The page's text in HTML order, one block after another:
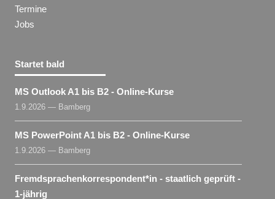
Termine
Jobs
Startet bald
MS Outlook A1 bis B2 - Online-Kurse
1.9.2026 — Bamberg
MS PowerPoint A1 bis B2 - Online-Kurse
1.9.2026 — Bamberg
Fremdsprachenkorrespondent​*in - staatlich geprüft -
1-jährig